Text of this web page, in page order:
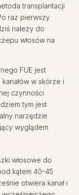
transplantacji
raz pierwszy
należy do
włosów na
FUE jest
w skórze i
czynności
tym jest
narzędzie
wyglądem
włosowe do
kątem 40–45
otwiera kanał i